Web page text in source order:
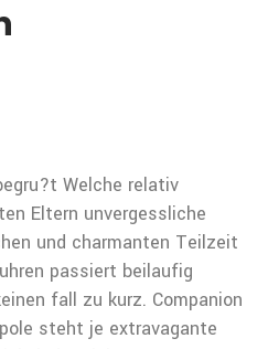
Welche relativ
Eltern unvergessliche
und charmanten Teilzeit
passiert beilaufig
fall zu kurz. Companion
steht je extravagante